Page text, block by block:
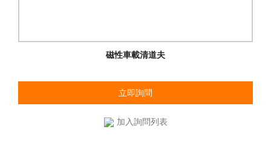
磁性車載清道夫
立即詢問
加入詢問列表